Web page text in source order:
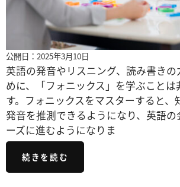
公開日：2025年3月10日
英語の発音やリスニング、読み書き
めに、「フォニックス」を学ぶことは
す。フォニックスをマスターすると、
発音を推測できるようになり、英語
ーズに進むようになりま
続きを読む